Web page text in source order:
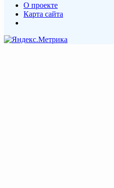
О проекте
Карта сайта